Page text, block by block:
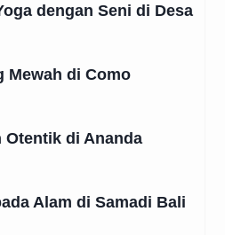
dengan Seni di Desa
Mewah di Como
Otentik di Ananda
Alam di Samadi Bali